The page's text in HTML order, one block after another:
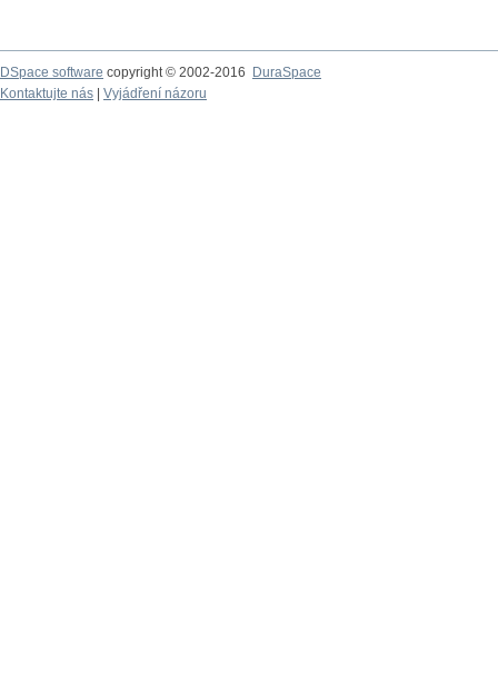
DSpace software copyright © 2002-2016
DuraSpace
Kontaktujte nás
Vyjádření názoru